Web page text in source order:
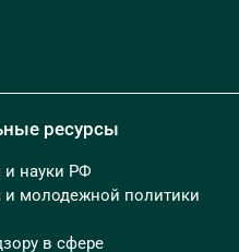
ресурсы
и науки РФ
и молодежной политики
в сфере